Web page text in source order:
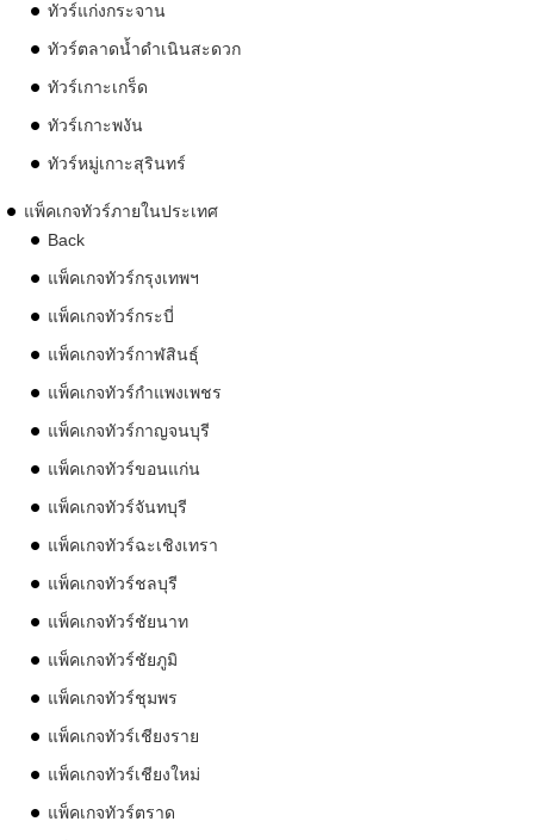
ทัวร์แก่งกระจาน
ทัวร์ตลาดน้ำดำเนินสะดวก
ทัวร์เกาะเกร็ด
ทัวร์เกาะพงัน
ทัวร์หมู่เกาะสุรินทร์
แพ็คเกจทัวร์ภายในประเทศ
Back
แพ็คเกจทัวร์กรุงเทพฯ
แพ็คเกจทัวร์กระบี่
แพ็คเกจทัวร์กาฬสินธุ์
แพ็คเกจทัวร์กำแพงเพชร
แพ็คเกจทัวร์กาญจนบุรี
แพ็คเกจทัวร์ขอนแก่น
แพ็คเกจทัวร์จันทบุรี
แพ็คเกจทัวร์ฉะเชิงเทรา
แพ็คเกจทัวร์ชลบุรี
แพ็คเกจทัวร์ชัยนาท
แพ็คเกจทัวร์ชัยภูมิ
แพ็คเกจทัวร์ชุมพร
แพ็คเกจทัวร์เชียงราย
แพ็คเกจทัวร์เชียงใหม่
แพ็คเกจทัวร์ตราด